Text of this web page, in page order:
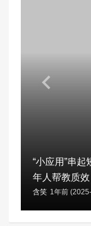
“小应用”串
年人帮教质效
含笑 1年前